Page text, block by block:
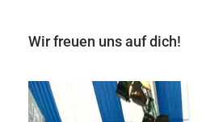
Wir freuen uns auf dich!